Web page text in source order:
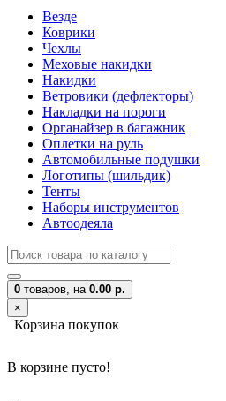
Везде
Коврики
Чехлы
Меховые накидки
Накидки
Ветровики (дефлекторы)
Накладки на пороги
Органайзер в багажник
Оплетки на руль
Автомобильные подушки
Логотипы (шильдик)
Тенты
Наборы инструментов
Автоодеяла
0 товаров, на 0.00 р.
×
Корзина покупок
В корзине пусто!